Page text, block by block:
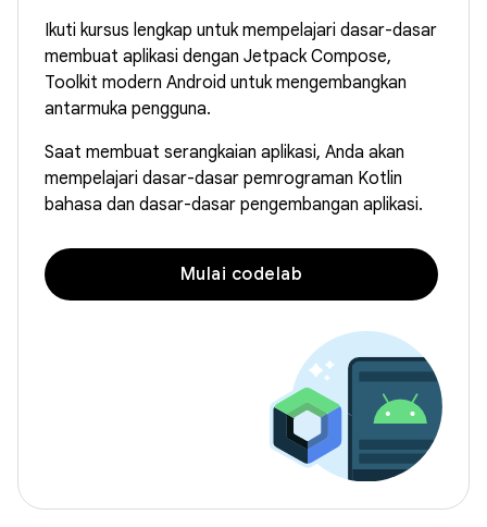
Ikuti kursus lengkap untuk mempelajari dasar-dasar
membuat aplikasi dengan Jetpack Compose,
Toolkit modern Android untuk mengembangkan
antarmuka pengguna.
Saat membuat serangkaian aplikasi, Anda akan
mempelajari dasar-dasar pemrograman Kotlin
bahasa dan dasar-dasar pengembangan aplikasi.
Mulai codelab